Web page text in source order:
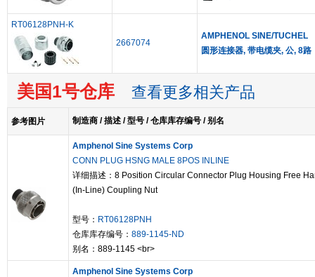
RT06128PNH-K
2667074
AMPHENOL SINE/TUCHEL
圆形连接器, 带电缆夹, 公, 8路
美国1号仓库 查看更多相关产品
参考图片 制造商 / 描述 / 型号 / 仓库库存编号 / 别名
Amphenol Sine Systems Corp
CONN PLUG HSNG MALE 8POS INLINE
详细描述：8 Position Circular Connector Plug Housing Free
(In-Line) Coupling Nut
型号： RT06128PNH
仓库库存编号： 889-1145-ND
别名：889-1145 <br>
Amphenol Sine Systems Corp